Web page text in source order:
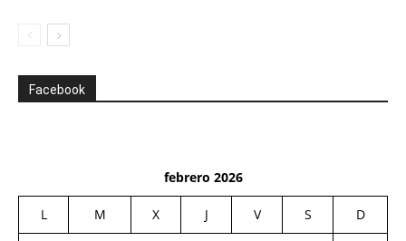
Facebook
febrero 2026
L M X J V S D